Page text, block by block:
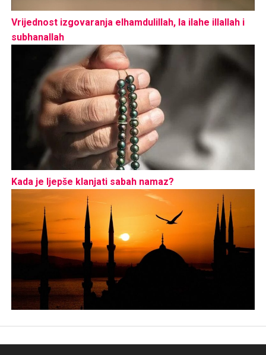
Vrijednost izgovaranja elhamdulillah, la ilahe illallah i
subhanallah
Kada je ljepše klanjati sabah namaz?